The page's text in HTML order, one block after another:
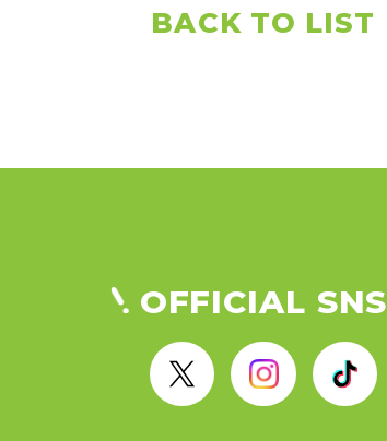
BACK TO LIST
OFFICIAL SNS
X
I